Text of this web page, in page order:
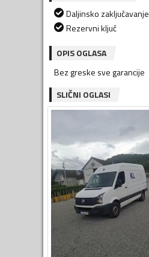
Daljinsko zaključavanje
Rezervni ključ
OPIS OGLASA
Bez greske sve garancije
SLIČNI OGLASI